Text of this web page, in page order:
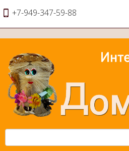
+7-949-347-59-88